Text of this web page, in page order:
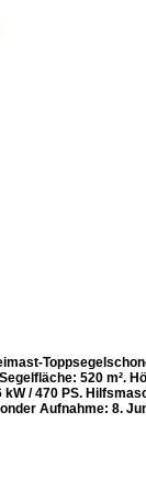
520 m².
/ 470 PS.
Aufnahme: 8.